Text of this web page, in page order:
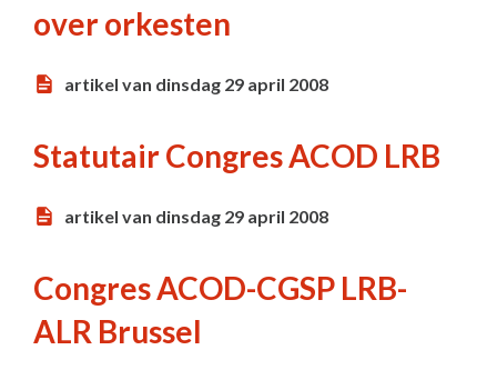
over orkesten
artikel van dinsdag 29 april 2008
Statutair Congres ACOD LRB
artikel van dinsdag 29 april 2008
Congres ACOD-CGSP LRB-
ALR Brussel